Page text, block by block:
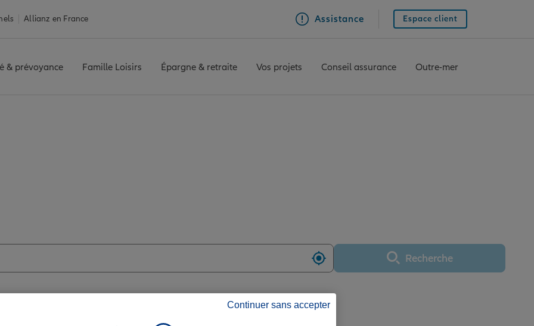
Allianz en France Assistance Espace client
& prévoyance Famille Loisirs Épargne & retraite Vos projets Conseil assurance Outre-mer
Utiliser ma positionRecherche
Continuer sans accepter